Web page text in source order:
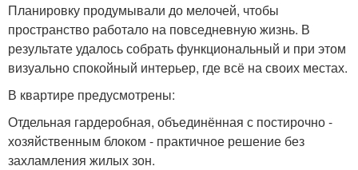
Планировку продумывали до мелочей, чтобы
пространство работало на повседневную жизнь. В
результате удалось собрать функциональный и при этом
визуально спокойный интерьер, где всё на своих местах.
В квартире предусмотрены:
Отдельная гардеробная, объединённая с постирочно -
хозяйственным блоком - практичное решение без
захламления жилых зон.